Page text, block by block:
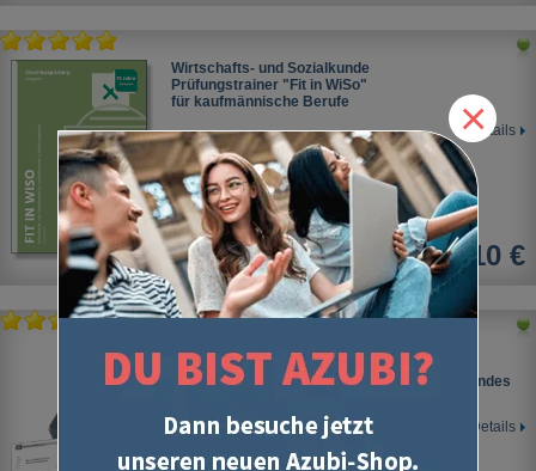
Wirtschafts- und Sozialkunde
Prüfungstrainer "Fit in WiSo"
für kaufmännische Berufe
Details
36,10 €
Logistikdienstleistung
Lernkarten-Modul "Verkehrsträgerübergreifendes
Details
×